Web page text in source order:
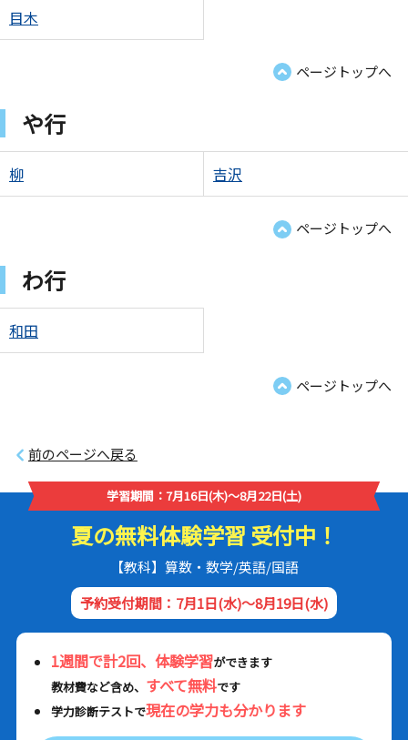
目木
ページトップへ
や行
柳 吉沢
ページトップへ
わ行
和田
ページトップへ
前のページへ戻る
学習期間：7月16日(木)～8月22日(土)
夏の無料体験学習 受付中！
【教科】算数・数学/英語/国語
予約受付期間：7月1日(水)～8月19日(水)
1週間で計2回、体験学習ができます
教材費など含め、 すべて無料です
学力診断テストで現在の学力も分かります